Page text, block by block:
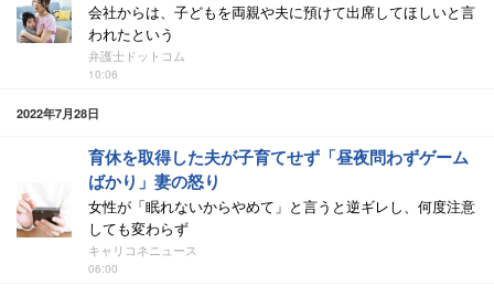
会社からは、子どもを両親や夫に預けて出席してほしいと言
われたという
弁護士ドットコム
10:06
2022年7月28日
育休を取得した夫が子育てせず「昼夜問わずゲーム
ばかり」妻の怒り
女性が「眠れないからやめて」と言うと逆ギレし、何度注意
しても変わらず
キャリコネニュース
06:00